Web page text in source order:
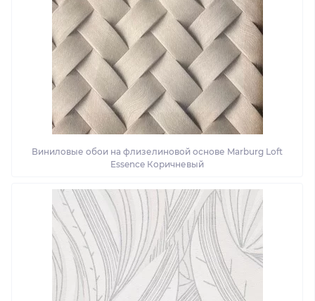
Виниловые обои на флизелиновой основе Marburg Loft
Essence Коричневый